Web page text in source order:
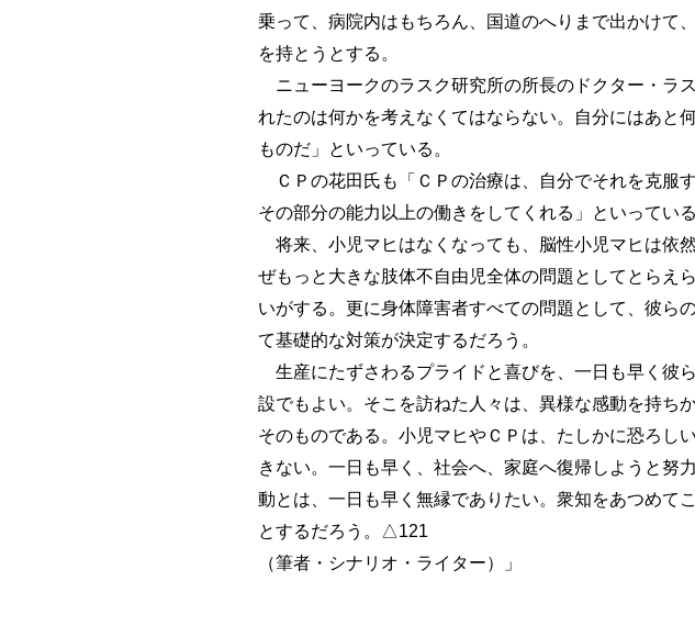
乗って、病院内はもちろん、国道のへりまで出かけて
を持とうとする。
ニューヨークのラスク研究所の所長のドクター・ラ
れたのは何かを考えなくてはならない。自分にはあと
ものだ」といっている。
ＣＰの花田氏も「ＣＰの治療は、自分でそれを克服
その部分の能力以上の働きをしてくれる」といっている
将来、小児マヒはなくなっても、脳性小児マヒは依
ぜもっと大きな肢体不自由児全体の問題としてとらえ
いがする。更に身体障害者すべての問題として、彼ら
て基礎的な対策が決定するだろう。
生産にたずさわるプライドと喜びを、一日も早く彼
設でもよい。そこを訪ねた人々は、異様な感動を持ち
そのものである。小児マヒやＣＰは、たしかに恐ろし
きない。一日も早く、社会へ、家庭へ復帰しようと努
動とは、一日も早く無縁でありたい。衆知をあつめて
とするだろう。△121
（筆者・シナリオ・ライター）」